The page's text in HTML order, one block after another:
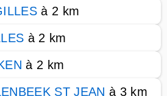
à 2 km
à 2 km
à 2 km
ST JEAN à 3 km